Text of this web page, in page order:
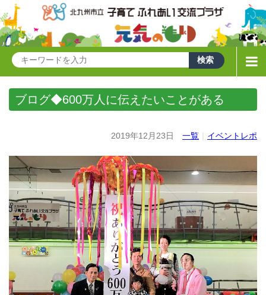
ブログ◆600万人に伝えたいことがある
2019年12月23日 一覧 イベントレポ